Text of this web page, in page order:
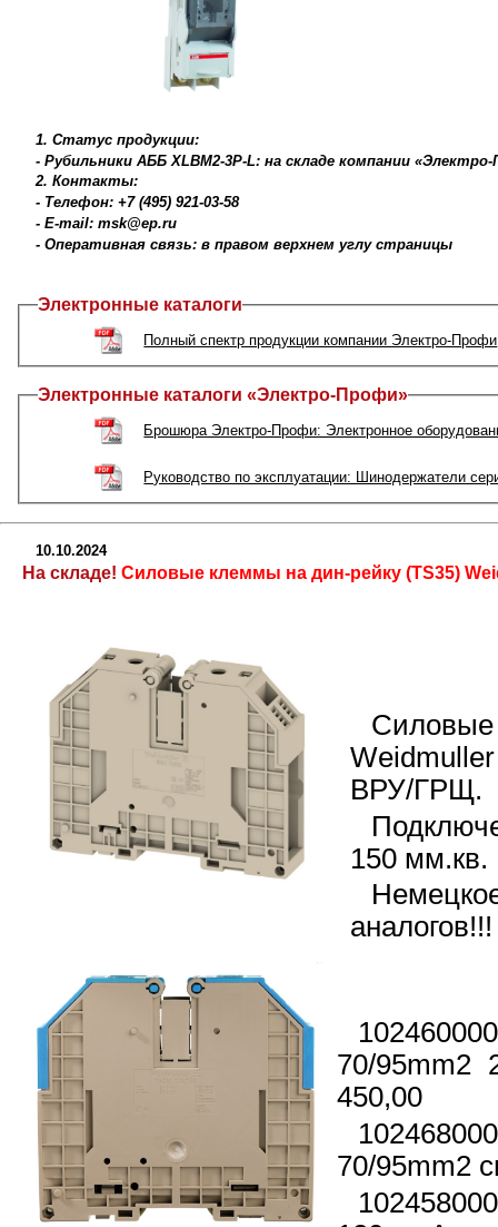
1. Статус продукции:
- Рубильники АББ XLBM2-3P-L: на складе компании
2. Контакты:
- Телефон: +7 (495) 921-03-58
- E-mail: msk@ep.ru
- Оперативная связь: в правом верхнем углу страницы
Электронные каталоги
Полный спектр продукции компании Электро-Профи
Электронные каталоги «Электро-Профи»
Брошюра Электро-Профи: Электронное
Руководство по эксплуатации: Шинодержатели
10.10.2024
На складе! Силовые клеммы на дин-рейку (TS35)
Силовые
ВРУ/ГРЩ.
150 мм.кв.
аналогов!!!
70/
450,00
70/95mm2